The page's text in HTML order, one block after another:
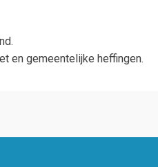
en gemeentelijke heffingen.